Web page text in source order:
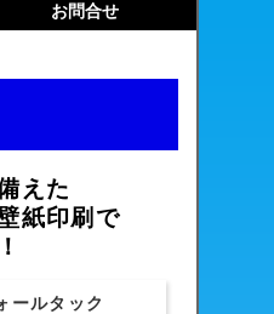
お問合せ
えた
紙印刷で
ールタック